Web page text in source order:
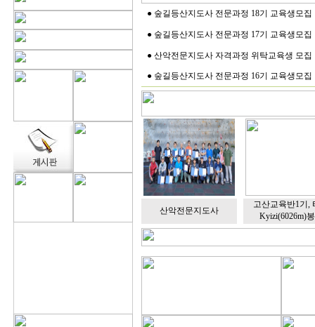
● 숲길등산지도사 전문과정 18기 교육생모집
● 숲길등산지도사 전문과정 17기 교육생모집
● 산악전문지도사 자격과정 위탁교육생 모집
● 숲길등산지도사 전문과정 16기 교육생모집
산악전문지도사
고산교육반1기,
Kyizi(6026m)